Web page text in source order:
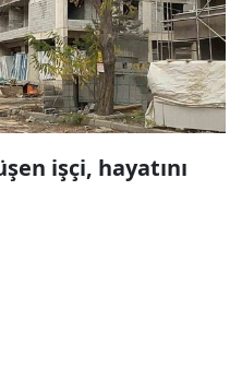
işçi, hayatını